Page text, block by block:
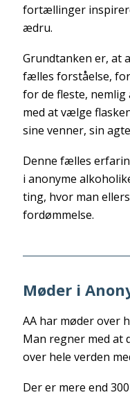
fortællinger
ædru.
Grundtanken er, at
fælles forståelse,
for de fleste,
med at vælge
sine venner, sin
Denne fælles
i anonyme
ting, hvor man
fordømmelse.
Møder i
AA har møder over
Man regner med at
over hele verden
Der er mere end